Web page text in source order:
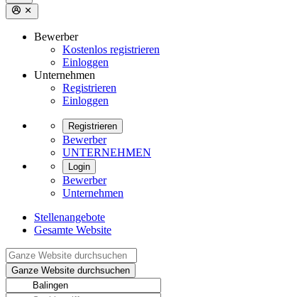
Bewerber
Kostenlos registrieren
Einloggen
Unternehmen
Registrieren
Einloggen
Registrieren
Bewerber
UNTERNEHMEN
Login
Bewerber
Unternehmen
Stellenangebote
Gesamte Website